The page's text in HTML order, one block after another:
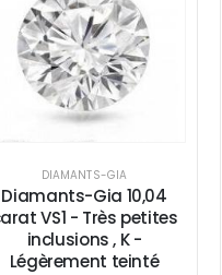
DIAMANTS-GIA
Diamants-Gia 10,04
VS1 - Très petites
inclusions , K -
Légèrement teinté